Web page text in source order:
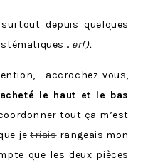
depuis quelques
erf).
accrochez-vous,
le haut et le bas
coordonner tout ça m’est
jetriaisrangeais mon
que les deux pièces